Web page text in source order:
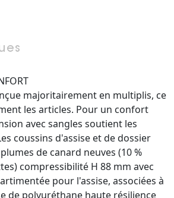
majoritairement en multiplis, ce
les articles. Pour un confort
avec sangles soutient les
coussins d'assise et de dossier
de canard neuves (10 %
compressibilité H 88 mm avec
pour l'assise, associées à
de polyuréthane haute résilience